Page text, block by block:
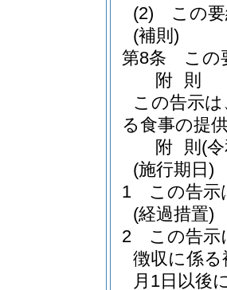
(2)
この
(補則)
第8条
この
附 則
この告示
る食事の提
附 則 (
(施行期日)
1
この告示
(経過措置)
2
この告示
徴収に係る
月1日以後